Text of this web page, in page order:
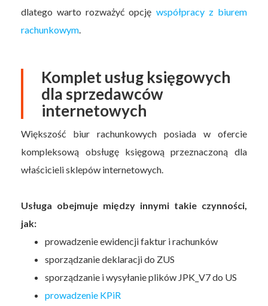
dlatego warto rozważyć opcję współpracy z biurem
rachunkowym
Komplet usług księgowych
dla sprzedawców
internetowych
Większość biur rachunkowych posiada w ofercie
kompleksową obsługę księgową przeznaczoną dla
właścicieli sklepów internetowych.
Usługa obejmuje między innymi takie czynności,
jak:
prowadzenie ewidencji faktur i rachunków
sporządzanie deklaracji do ZUS
sporządzanie i wysyłanie plików JPK_V7 do US
prowadzenie KPiR